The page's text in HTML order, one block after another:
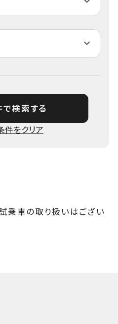
で検索する
乗車の取り扱いはござい